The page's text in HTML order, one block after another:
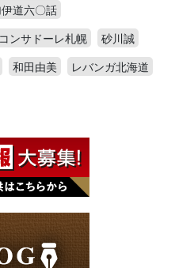
道六〇話
ンサドーレ札幌
砂川誠
和田由美
レバンガ北海道